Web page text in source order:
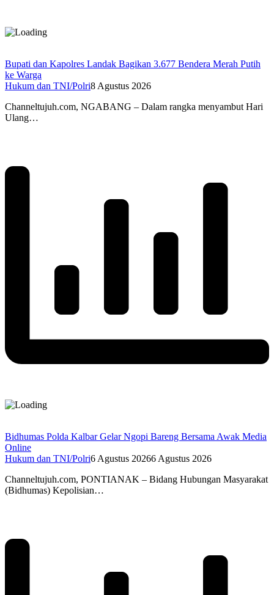
Bupati dan Kapolres Landak Bagikan 3.677 Bendera Merah Putih
ke Warga
Hukum dan TNI/Polri8 Agustus 2026
Channeltujuh.com, NGABANG – Dalam rangka menyambut Hari
Ulang…
Bidhumas Polda Kalbar Gelar Ngopi Bareng Bersama Awak Media
Online
Hukum dan TNI/Polri6 Agustus 20266 Agustus 2026
Channeltujuh.com, PONTIANAK – Bidang Hubungan Masyarakat
(Bidhumas) Kepolisian…